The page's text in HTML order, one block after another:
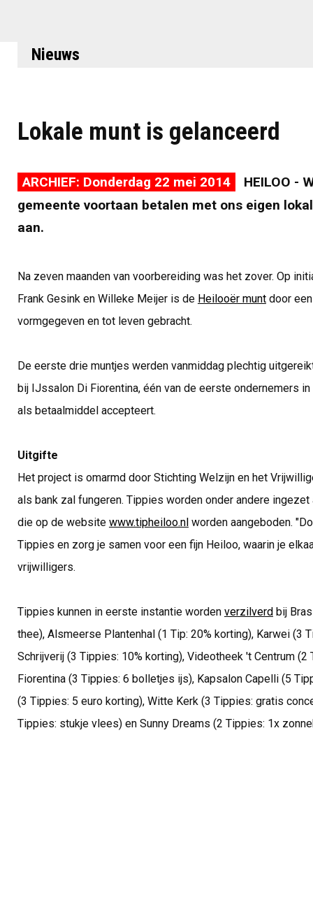
Nieuws
Lokale munt is gelanceerd
ARCHIEF: Donderdag 22 mei 2014
HEILOO -
gemeente voortaan betalen met ons eigen
aan.
Na zeven maanden van voorbereiding was het zover. Op
Frank Gesink en Willeke Meijer is de Heilooër muntdoor
vormgegeven en tot leven gebracht.
De eerste drie muntjes werden vanmiddag plechtig
bij IJssalon Di Fiorentina, één van de eerste ondernemers
als betaalmiddel accepteert.
Uitgifte
Het project is omarmd door Stichting Welzijn en het
als bank zal fungeren. Tippies worden onder andere
die op de website www.tipheiloo.nlworden aangeboden.
Tippies en zorg je samen voor een fijn Heiloo, waarin je
vrijwilligers.
Tippies kunnen in eerste instantie worden verzilverdbij
thee), Alsmeerse Plantenhal (1 Tip: 20% korting), Karwei (3
Schrijverij (3 Tippies: 10% korting), Videotheek 't Centrum
Fiorentina (3 Tippies: 6 bolletjes ijs), Kapsalon Capelli (5
(3 Tippies: 5 euro korting), Witte Kerk (3 Tippies: gratis
Tippies: stukje vlees) en Sunny Dreams (2 Tippies: 1x